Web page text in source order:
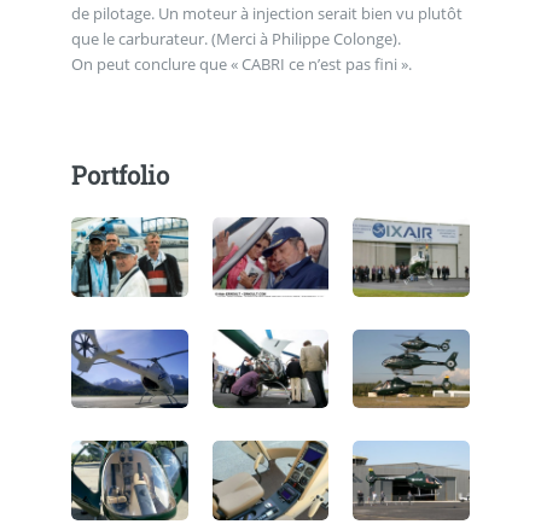
de pilotage. Un moteur à injection serait bien vu plutôt
que le carburateur. (Merci à Philippe Colonge).
On peut conclure que « CABRI ce n’est pas fini ».
Portfolio